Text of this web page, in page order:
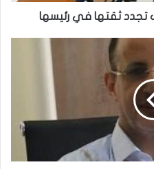
تجدد ثقتها في رئيسها